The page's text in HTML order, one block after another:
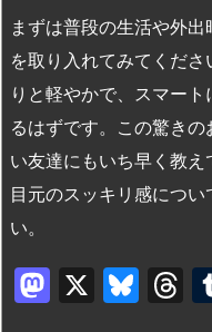
まずは普段の生活や外
を取り入れてみてくだ
りと軽やかで、スマー
るはずです。この驚き
い友達にもいち早く教
目元のスッキリ感につ
い。
M X
Bl T